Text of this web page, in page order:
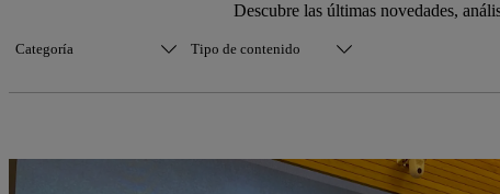
Descubre las últimas novedades,
Categoría Tipo de contenido